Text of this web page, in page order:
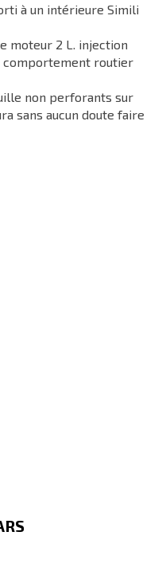
à un intérieure Simili
moteur 2 L. injection
comportement routier
non perforants sur
sans aucun doute faire